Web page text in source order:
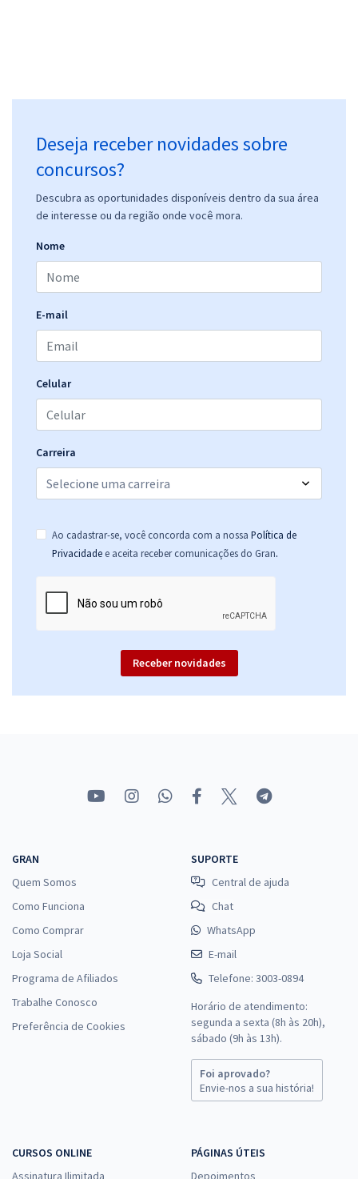
Deseja receber novidades sobre
concursos?
Descubra as oportunidades disponíveis dentro da sua área
de interesse ou da região onde você mora.
Nome
E-mail
Celular
Carreira
Ao cadastrar-se, você concorda com a nossa Política de
Privacidade e aceita receber comunicações do Gran.
Receber novidades
GRAN
Quem Somos
Como Funciona
Como Comprar
Loja Social
Programa de Afiliados
Trabalhe Conosco
Preferência de Cookies
SUPORTE
Central de ajuda
Chat
WhatsApp
E-mail
Telefone: 3003-0894
Horário de atendimento:
segunda a sexta (8h às 20h),
sábado (9h às 13h).
Foi aprovado?
Envie-nos a sua história!
CURSOS ONLINE
Assinatura Ilimitada
PÁGINAS ÚTEIS
Depoimentos